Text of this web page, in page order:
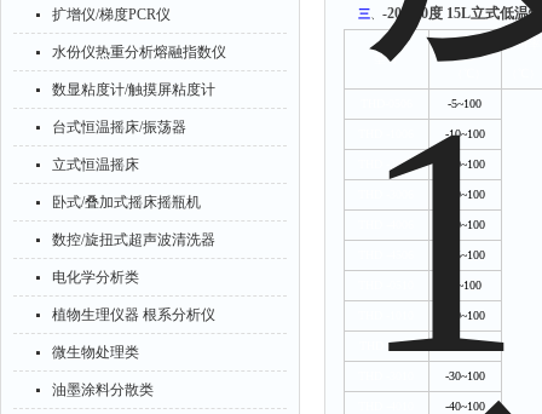
扩增仪/梯度PCR仪
水份仪热重分析熔融指数仪
数显粘度计/触摸屏粘度计
台式恒温摇床/振荡器
立式恒温摇床
卧式/叠加式摇床摇瓶机
数控/旋扭式超声波清洗器
电化学分析类
植物生理仪器 根系分析仪
微生物处理类
油墨涂料分散类
三 -20-100度 15L立式低温
型号
分辨率
-5~100
-10~100
THD -2006 -20~100
-30~100
-40~100
-45~100
-5~100
-10~100
THD -2010 -20~100
-30~100
-40~100